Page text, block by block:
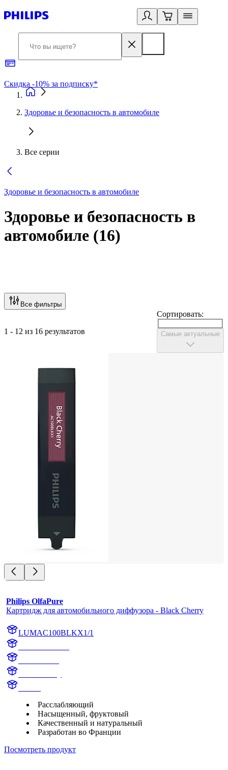
Скидка -10% за подписку*
Здоровье и безопасность в автомобиле
Все серии
Здоровье и безопасность в автомобиле
Здоровье и безопасность в
автомобиле (16)
Все фильтры
1 - 12 из 16 результатов
Сортировать:
Самые актуальные
Philips OlfaPure
Картридж для автомобильного диффузора - Black Cherry
LUMAC100BLKX1/1
Расслабляющий
Насыщенный, фруктовый
Качественный и натуральный
Разработан во Франции
Посмотреть продукт